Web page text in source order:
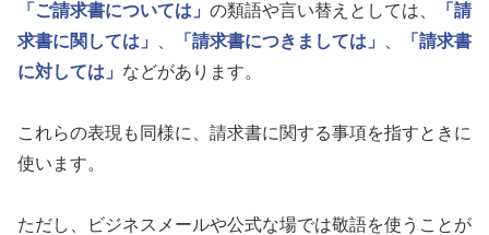
「ご請求書については」 の類語や言い替えとしては、
「請
求書に関しては」
「請求書につきましては」
「請求書
に対しては」 などがあります。
これらの表現も同様に、請求書に関する事項を指すときに
使います。
ただし、ビジネスメールや公式な場では敬語を使うことが